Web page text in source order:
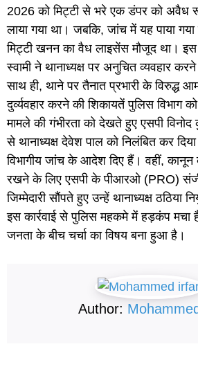
2026 को मिट्टी से भरे एक डंपर को अवैध
लाया गया था। जबकि, जांच में यह पाया गया
मिट्टी खनन का वैध लाइसेंस मौजूद था। इस
स्वामी ने थानाध्यक्ष पर अनुचित व्यवहार
साथ ही, थाने पर तैनात प्रभारी के विरुद्ध
दुर्व्यवहार करने की शिकायतें पुलिस विभाग को
मामले की गंभीरता को देखते हुए एसपी
से थानाध्यक्ष देवेश पाल को निलंबित कर
विभागीय जांच के आदेश दिए हैं। वहीं, कानून
रखने के लिए एसपी के पीआरओ (PRO)
जिम्मेदारी सौंपते हुए उन्हें थानाध्यक्ष ठठिया
इस कार्रवाई से पुलिस महकमे में हड़कंप
जनता के बीच चर्चा का विषय बना हुआ है।
Author: